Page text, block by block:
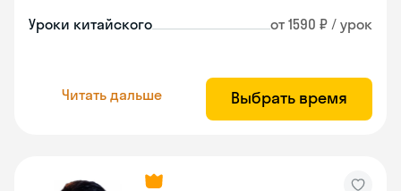
Уроки китайского от 1590 ₽ / урок
Читать дальше Выбрать время